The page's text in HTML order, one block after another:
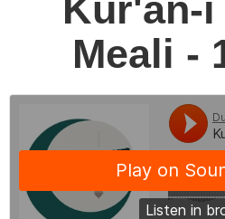
Kur'an-
Meali -